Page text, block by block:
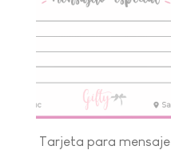
Tarjeta para mensaje